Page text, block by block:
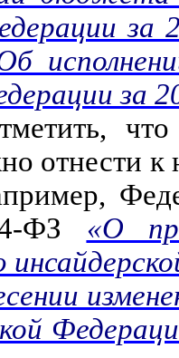
за
за
отнести к
ФЗ «О